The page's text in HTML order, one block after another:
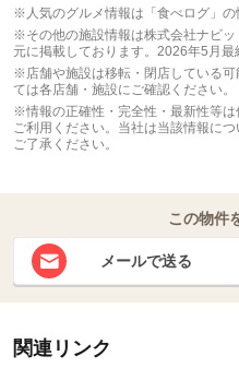
※人気のグルメ情報は「食べログ」の
※その他の施設情報は株式会社ナビ
元に掲載しております。2026年5月最
※店舗や施設は移転・閉店している
ては各店舗・施設にご確認ください。
※情報の正確性・完全性・最新性等
ご利用ください。当社は当該情報に
ご了承ください。
この物件
メールで送る
関連リンク